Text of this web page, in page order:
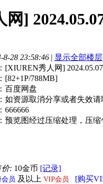
]
8-28 23:58:46 | 显示全部楼层
[XIUREN秀人网]
[82+1P/788MB]
百度网盘
如资源取消分享或者失效
666666
预览图经过压缩处理，压
价: 10金币 [记录]
员 及以上 VIP会员
[购买